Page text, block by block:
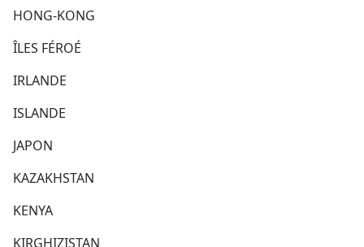
HONG-KONG
ÎLES FÉROÉ
IRLANDE
ISLANDE
JAPON
KAZAKHSTAN
KENYA
KIRGHIZISTAN